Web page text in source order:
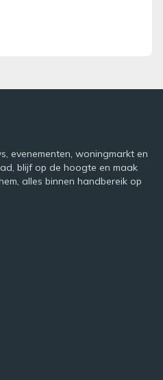
evenementen, woningmarkt en
blijf op de hoogte en maak
alles binnen handbereik op